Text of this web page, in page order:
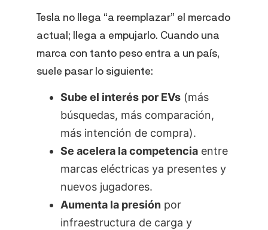
Tesla no llega “a reemplazar” el mercado
actual; llega a empujarlo. Cuando una
marca con tanto peso entra a un país,
suele pasar lo siguiente:
Sube el interés por EVs (más
búsquedas, más comparación,
más intención de compra).
Se acelera la competencia entre
marcas eléctricas ya presentes y
nuevos jugadores.
Aumenta la presión por
infraestructura de carga y